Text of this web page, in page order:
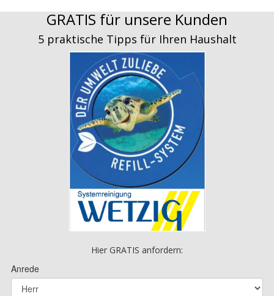
GRATIS für unsere Kunden
5 praktische Tipps für Ihren Haushalt
Hier GRATIS anfordern: